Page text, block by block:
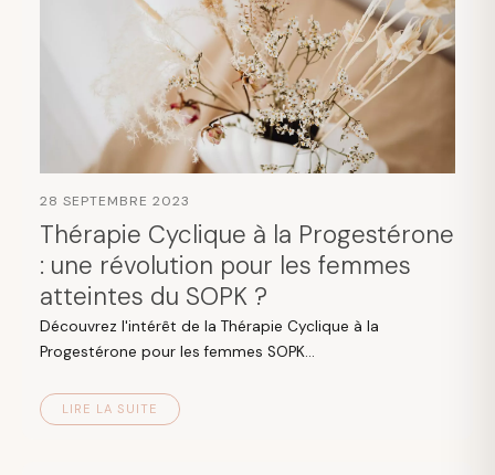
28 SEPTEMBRE 2023
Thérapie Cyclique à la Progestérone
: une révolution pour les femmes
atteintes du SOPK ?
Découvrez l'intérêt de la Thérapie Cyclique à la
Progestérone pour les femmes SOPK...
LIRE LA SUITE